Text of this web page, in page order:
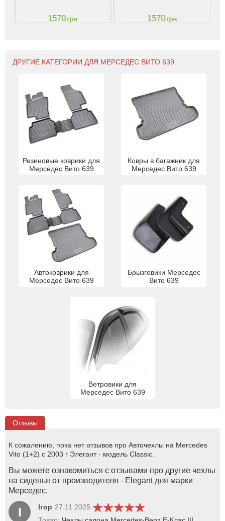
1570грн 1570грн
ДРУГИЕ КАТЕГОРИИ ДЛЯ МЕРСЕДЕС ВИТО 639 :
Резиновые коврики для
Мерседес Вито 639
Ковры в багажник для
Мерседес Вито 639
Автоковрики для
Мерседес Вито 639
Брызговики Мерседес
Вито 639
Ветровики для
Мерседес Вито 639
Отзывы
К сожалению, пока нет отзывов про Авточехлы на Mercedes
Vito (1+2) с 2003 г Элегант - модель Classic.
Вы можете ознакомиться с отзывами про другие чехлы
на сиденья от производителя - Elegant для марки
Мерседес.
І Ігор 27.11.2025